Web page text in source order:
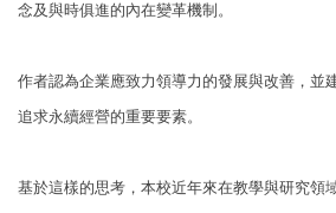
念及與時俱進的內在變革機制。
作者認為企業應致力領導力的發展與改善，並
追求永續經營的重要要素。
基於這樣的思考，本校近年來在教學與研究領